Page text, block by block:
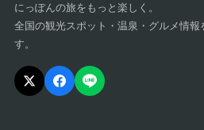
にっぽんの旅をもっと楽しく。
全国の観光スポット・温泉・グルメ情
す。